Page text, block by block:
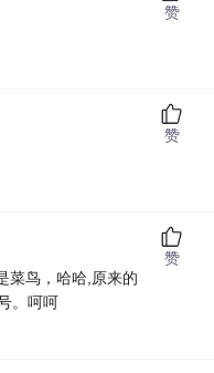
赞
赞
菜鸟，哈哈,原来的
。呵呵
赞